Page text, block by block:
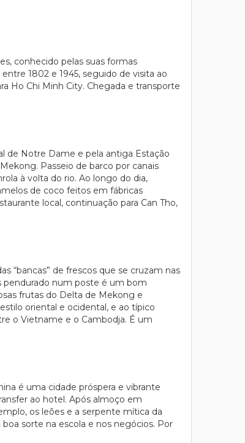
conhecido pelas suas formas
1802 e 1945, seguido de visita ao
Ho Chi Minh City. Chegada e transporte
de Notre Dame e pela antiga Estação
Passeio de barco por canais
à volta do rio. Ao longo do dia,
de coco feitos em fábricas
local, continuação para Can Tho,
“bancas” de frescos que se cruzam nas
pendurado num poste é um bom
frutas do Delta de Mekong e
oriental e ocidental, e ao típico
o Vietname e o Cambodja. É um
é uma cidade próspera e vibrante
ao hotel. Após almoço em
os leões e a serpente mítica da
sorte na escola e nos negócios. Por